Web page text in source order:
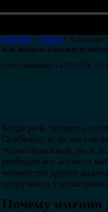
UfoLeaks » Статьи » Как
Как выбрать идеальную
Опубликовано: 12-09-2024,
Когда речь заходит о
Особенно, если мы
только красивый, но и
разберем все аспекты
множество других
погрузимся в
Почему именно